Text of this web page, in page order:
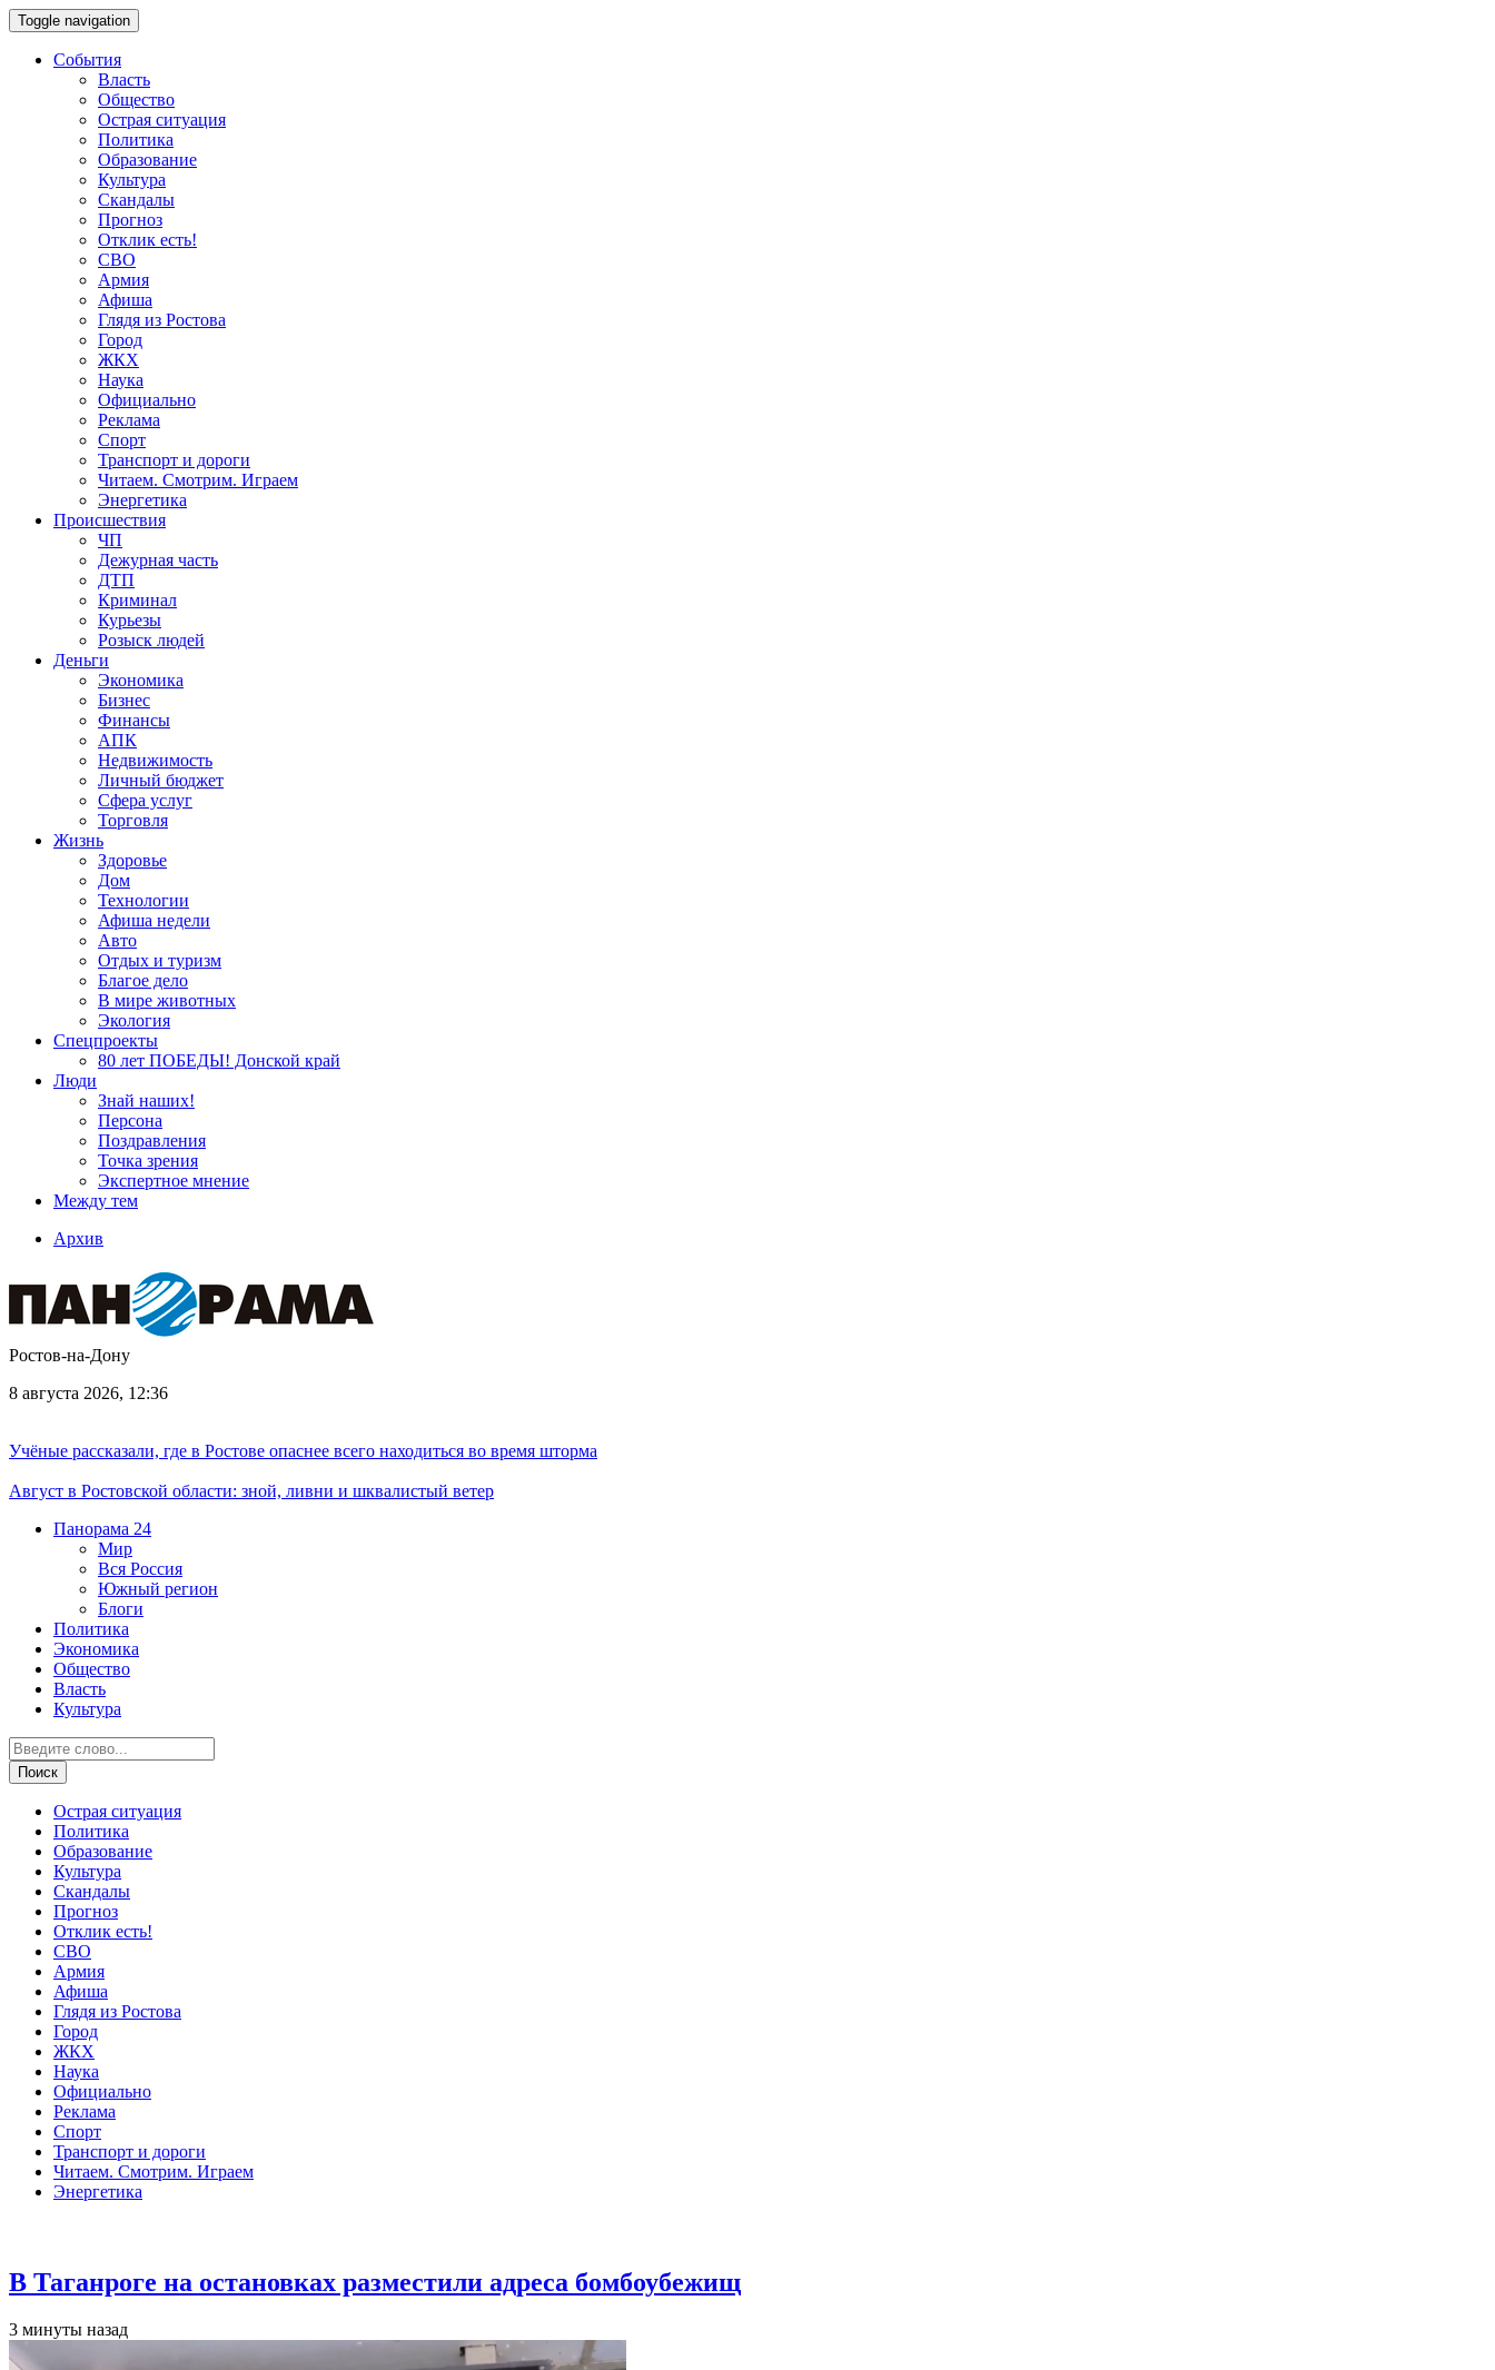
Toggle navigation
События
Власть
Общество
Острая ситуация
Политика
Образование
Культура
Скандалы
Прогноз
Отклик есть!
СВО
Армия
Афиша
Глядя из Ростова
Город
ЖКХ
Наука
Официально
Реклама
Спорт
Транспорт и дороги
Читаем. Смотрим. Играем
Энергетика
Происшествия
ЧП
Дежурная часть
ДТП
Криминал
Курьезы
Розыск людей
Деньги
Экономика
Бизнес
Финансы
АПК
Недвижимость
Личный бюджет
Сфера услуг
Торговля
Жизнь
Здоровье
Дом
Технологии
Афиша недели
Авто
Отдых и туризм
Благое дело
В мире животных
Экология
Спецпроекты
80 лет ПОБЕДЫ! Донской край
Люди
Знай наших!
Персона
Поздравления
Точка зрения
Экспертное мнение
Между тем
Архив
Ростов-на-Дону
8 августа 2026, 12:36
Учёные рассказали, где в Ростове опаснее всего находиться во время шторма
Август в Ростовской области: зной, ливни и шквалистый ветер
Панорама 24
Мир
Вся Россия
Южный регион
Блоги
Политика
Экономика
Общество
Власть
Культура
Острая ситуация
Политика
Образование
Культура
Скандалы
Прогноз
Отклик есть!
СВО
Армия
Афиша
Глядя из Ростова
Город
ЖКХ
Наука
Официально
Реклама
Спорт
Транспорт и дороги
Читаем. Смотрим. Играем
Энергетика
В Таганроге на остановках разместили адреса бомбоубежищ
3 минуты назад